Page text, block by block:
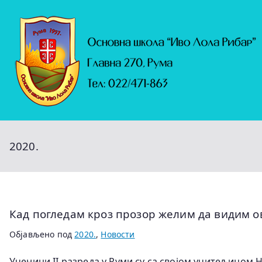
садржај
2020.
Кад погледам кроз прозор желим да видим
Објављено под2020., Новости